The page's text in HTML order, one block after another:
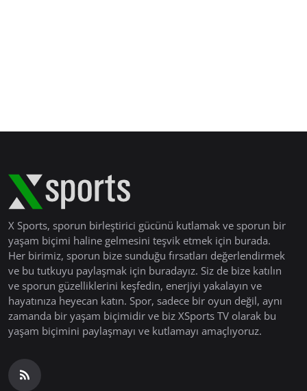
X Sports, sporun birleştirici gücünü kutlamak ve sporun bir
yaşam biçimi haline gelmesini teşvik etmek için burada.
Her birimiz, sporun bize sunduğu fırsatları değerlendirmek
ve bu tutkuyu paylaşmak için buradayız. Siz de bize katılın
ve sporun güzelliklerini keşfedin, enerjiyi yakalayın ve
hayatınıza heyecan katın. Spor, sadece bir oyun değil, aynı
zamanda bir yaşam biçimidir ve biz XSports TV olarak bu
yaşam biçimini paylaşmayı ve kutlamayı amaçlıyoruz.